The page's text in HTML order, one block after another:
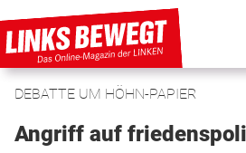
PARTEI IN BEWEGUNG
DEBATTE UM HÖHN-PAPIER
Angriff auf